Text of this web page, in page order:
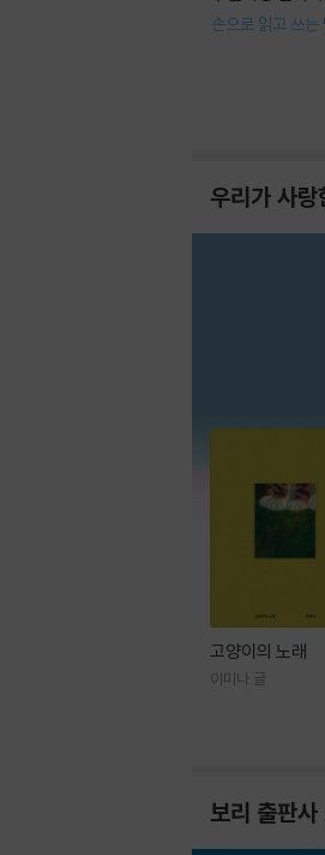
손으로 읽고 쓰는
우리가 사
고양이의 노래
이미나 글
보리 출판사